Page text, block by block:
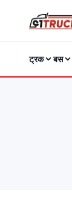
ट्रक बस